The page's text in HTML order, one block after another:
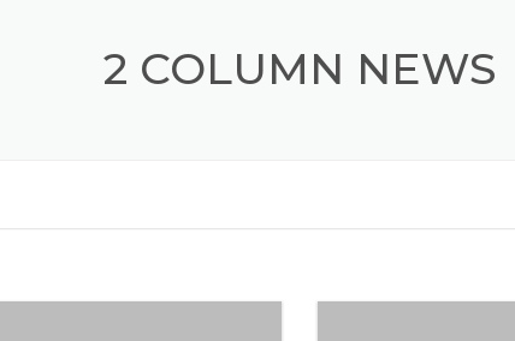
CNC INDUSTRY
OIL INDUSTRY
2 COLUMN NEWS